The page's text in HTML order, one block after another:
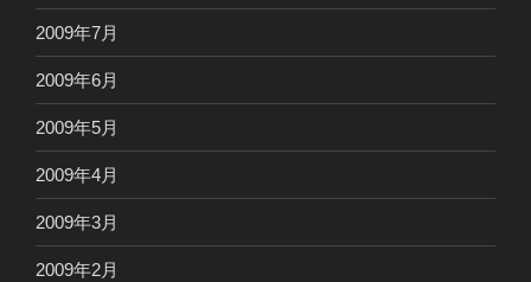
2009年7月
2009年6月
2009年5月
2009年4月
2009年3月
2009年2月